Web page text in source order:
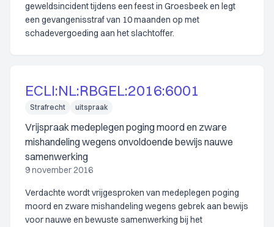
geweldsincident tijdens een feest in Groesbeek en legt
een gevangenisstraf van 10 maanden op met
schadevergoeding aan het slachtoffer.
ECLI:NL:RBGEL:2016:6001
Strafrecht uitspraak
Vrijspraak medeplegen poging moord en zware
mishandeling wegens onvoldoende bewijs nauwe
samenwerking
9 november 2016
Verdachte wordt vrijgesproken van medeplegen poging
moord en zware mishandeling wegens gebrek aan bewijs
voor nauwe en bewuste samenwerking bij het